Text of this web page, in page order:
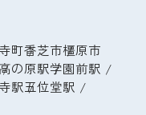
町香芝市橿原市
高の原駅学園前駅
駅五位堂駅